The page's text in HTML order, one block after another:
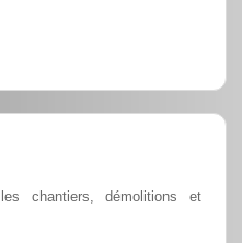
chantiers, démolitions et